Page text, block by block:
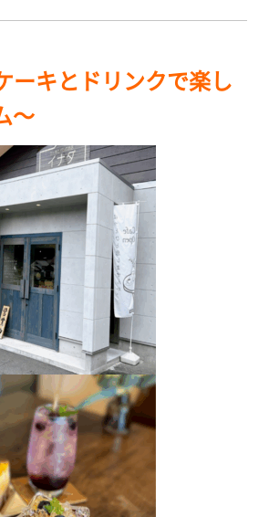
ーキとドリンクで楽し
～